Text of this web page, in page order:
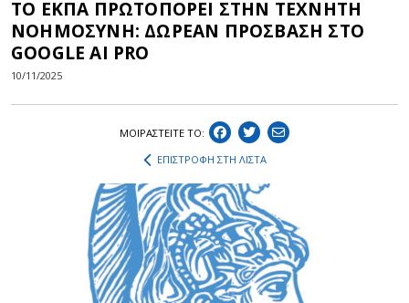
ΤΟ ΕΚΠΑ ΠΡΩΤΟΠΟΡΕΙ ΣΤΗΝ ΤΕΧΝΗΤΗ
ΝΟΗΜΟΣΥΝΗ: ΔΩΡΕΑΝ ΠΡΟΣΒΑΣΗ ΣΤΟ
GOOGLE AI PRO
10/11/2025
ΜΟΙΡΑΣΤEIΤΕ ΤΟ:
ΕΠΙΣΤΡΟΦΗ ΣΤΗ ΛΙΣΤΑ